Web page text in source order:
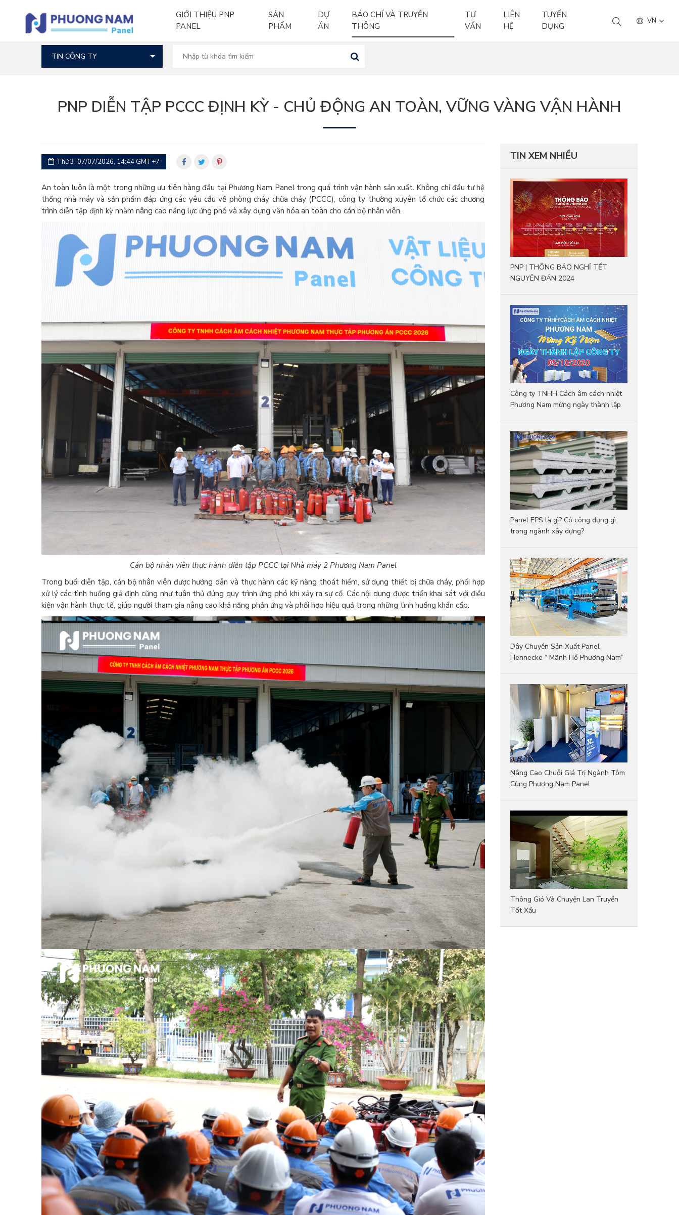
GIỚI THIỆU PNP
PANEL
SẢN
PHẨM
DỰ
ÁN
BÁO CHÍ VÀ TRUYỀN
THÔNG
TƯ
VẤN
LIÊN
HỆ
TUYỂN
DỤNG
VN
TRANG CHỦ TIN TỨC TIN CÔNG TY PNP DIỄN TẬP PCCC ĐỊNH KỲ - CHỦ ĐỘNG AN TOÀN, VỮNG VÀNG VẬN HÀNH
PNP DIỄN TẬP PCCC ĐỊNH KỲ - CHỦ ĐỘNG AN TOÀN, VỮNG VÀNG VẬN HÀNH
Thứ 3, 07/07/2026, 14:44 GMT+7
An toàn luôn là một trong những ưu tiên hàng đầu tại Phương Nam Panel trong quá trình vận hành sản xuất. Không chỉ đầu tư hệ
thống nhà máy và sản phẩm đáp ứng các yêu cầu về phòng cháy chữa cháy (PCCC), công ty thường xuyên tổ chức các chương
trình diễn tập định kỳ nhằm nâng cao năng lực ứng phó và xây dựng văn hóa an toàn cho cán bộ nhân viên.
Cán bộ nhân viên thực hành diễn tập PCCC tại Nhà máy 2 Phương Nam Panel
Trong buổi diễn tập, cán bộ nhân viên được hướng dẫn và thực hành các kỹ năng thoát hiểm, sử dụng thiết bị chữa cháy, phối hợp
xử lý các tình huống giả định cũng như tuân thủ đúng quy trình ứng phó khi xảy ra sự cố. Các nội dung được triển khai sát với điều
kiện vận hành thực tế, giúp người tham gia nâng cao khả năng phản ứng và phối hợp hiệu quả trong những tình huống khẩn cấp.
TIN XEM NHIỀU
PNP | THÔNG BÁO NGHỈ TẾT
NGUYÊN ĐÁN 2024
Công ty TNHH Cách âm cách nhiệt
Phương Nam mừng ngày thành lập
Panel EPS là gì? Có công dụng gì
trong ngành xây dựng?
Dây Chuyền Sản Xuất Panel
Hennecke “ Mãnh Hổ Phương Nam”
Nâng Cao Chuỗi Giá Trị Ngành Tôm
Cùng Phương Nam Panel
Thông Gió Và Chuyện Lan Truyền
Tốt Xấu